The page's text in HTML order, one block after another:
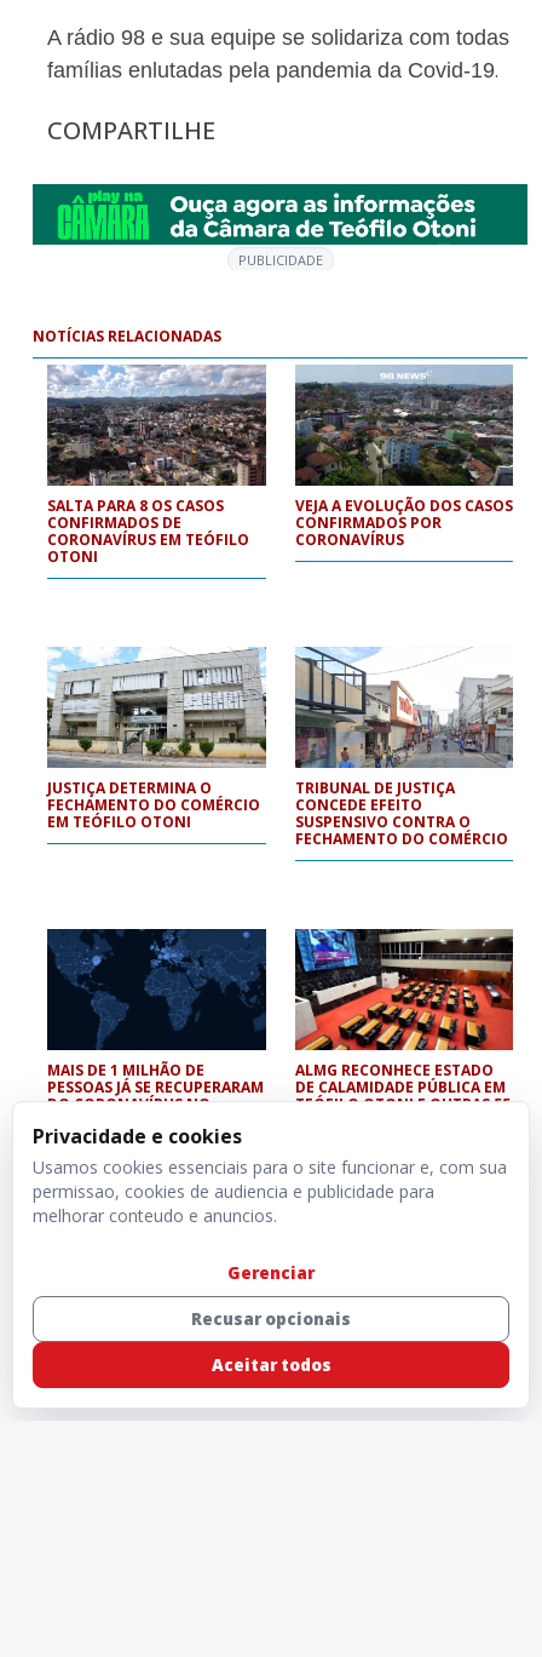
A rádio 98 e sua equipe se solidariza com todas
famílias enlutadas pela pandemia da Covid-19.
COMPARTILHE
PUBLICIDADE
NOTÍCIAS RELACIONADAS
SALTA PARA 8 OS CASOS
CONFIRMADOS DE
CORONAVÍRUS EM TEÓFILO
OTONI
VEJA A EVOLUÇÃO DOS CASOS
CONFIRMADOS POR
CORONAVÍRUS
JUSTIÇA DETERMINA O
FECHAMENTO DO COMÉRCIO
EM TEÓFILO OTONI
TRIBUNAL DE JUSTIÇA
CONCEDE EFEITO
SUSPENSIVO CONTRA O
FECHAMENTO DO COMÉRCIO
MAIS DE 1 MILHÃO DE
PESSOAS JÁ SE RECUPERARAM
DO CORONAVÍRUS NO
ALMG RECONHECE ESTADO
DE CALAMIDADE PÚBLICA EM
TEÓFILO OTONI E OUTRAS 55
Privacidade e cookies
Usamos cookies essenciais para o site funcionar e, com sua
permissao, cookies de audiencia e publicidade para
melhorar conteudo e anuncios.
Gerenciar
Recusar opcionais
Aceitar todos